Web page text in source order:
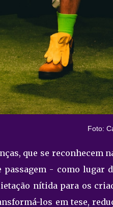
Foto:
que se reconhecem
- como lugar
nítida para os
los em tese,